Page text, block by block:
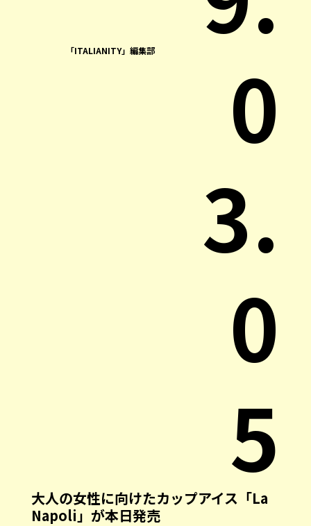
「ITALIANITY」編集部
0
3.
0
5
大人の女性に向けたカップアイス「La
Napoli」が本日発売